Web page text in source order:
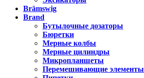
Brämswig
Brand
Бутылочные дозаторы
Бюретки
Мерные колбы
Мерные цилиндры
Микропланшеты
Перемешивающие элементы